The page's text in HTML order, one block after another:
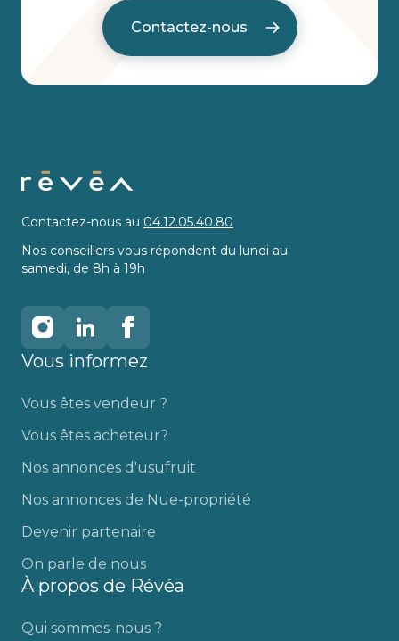
Contactez-nous
Contactez-nous au 04.12.05.40.80
Nos conseillers vous répondent du lundi au
samedi, de 8h à 19h
Vous informez
Vous êtes vendeur ?
Vous êtes acheteur?
Nos annonces d'usufruit
Nos annonces de Nue-propriété
Devenir partenaire
On parle de nous
À propos de Révéa
Qui sommes-nous ?